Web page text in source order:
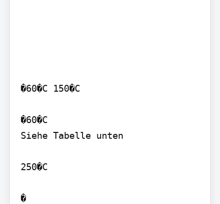
�60�C 150�C
�60�C
Siehe Tabelle unten
250�C
�